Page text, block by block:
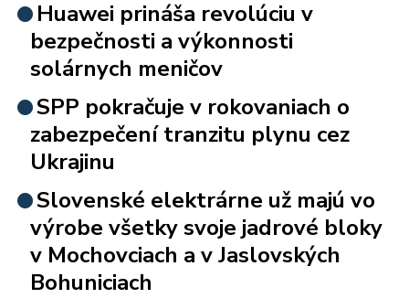
Huawei prináša revolúciu v
bezpečnosti a výkonnosti
solárnych meničov
SPP pokračuje v rokovaniach o
zabezpečení tranzitu plynu cez
Ukrajinu
Slovenské elektrárne už majú vo
výrobe všetky svoje jadrové bloky
v Mochovciach a v Jaslovských
Bohuniciach